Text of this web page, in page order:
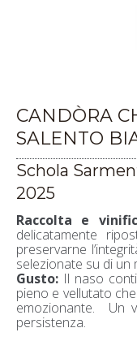
CANDÒRA
SALENTO
Schola
2025
Raccolta e
delicatamente
preservarne
selezionate su di un
Gusto: Il naso
pieno e vellutato
emozionante. Un
persistenza.